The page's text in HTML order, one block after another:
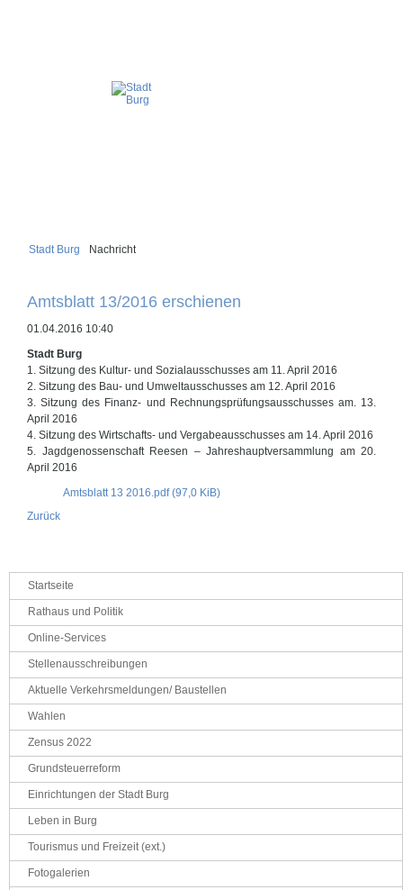
Stadt Burg Nachricht
Amtsblatt 13/2016 erschienen
01.04.2016 10:40
Stadt Burg
1. Sitzung des Kultur- und Sozialausschusses am 11. April 2016
2. Sitzung des Bau- und Umweltausschusses am 12. April 2016
3. Sitzung des Finanz- und Rechnungsprüfungsausschusses am. 13.
April 2016
4. Sitzung des Wirtschafts- und Vergabeausschusses am 14. April 2016
5. Jagdgenossenschaft Reesen – Jahreshauptversammlung am 20.
April 2016
Amtsblatt 13 2016.pdf(97,0 KiB)
Zurück
Navigation
überspringen
Startseite
Rathaus und Politik
Online-Services
Stellenausschreibungen
Aktuelle Verkehrsmeldungen/ Baustellen
Wahlen
Zensus 2022
Grundsteuerreform
Einrichtungen der Stadt Burg
Leben in Burg
Tourismus und Freizeit (ext.)
Fotogalerien